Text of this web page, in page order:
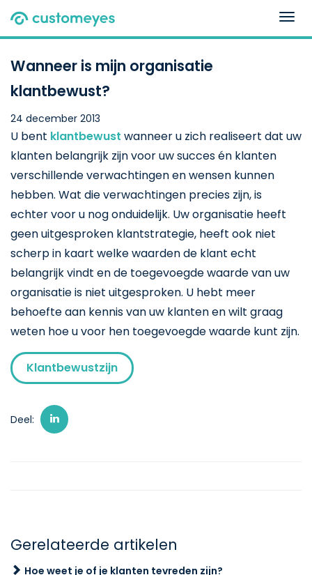
Wanneer is mijn organisatie
klantbewust?
24 december 2013
U bent klantbewust wanneer u zich realiseert dat uw
klanten belangrijk zijn voor uw succes én klanten
verschillende verwachtingen en wensen kunnen
hebben. Wat die verwachtingen precies zijn, is
echter voor u nog onduidelijk. Uw organisatie heeft
geen uitgesproken klantstrategie, heeft ook niet
scherp in kaart welke waarden de klant echt
belangrijk vindt en de toegevoegde waarde van uw
organisatie is niet uitgesproken. U hebt meer
behoefte aan kennis van uw klanten en wilt graag
weten hoe u voor hen toegevoegde waarde kunt zijn.
Klantbewustzijn
Deel:
Gerelateerde artikelen
Hoe weet je of je klanten tevreden zijn?